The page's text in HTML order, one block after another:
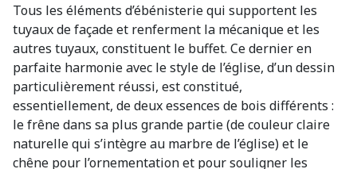
Tous les éléments d’ébénisterie qui supportent les
tuyaux de façade et renferment la mécanique et les
autres tuyaux, constituent le buffet. Ce dernier en
parfaite harmonie avec le style de l’église, d’un dessin
particulièrement réussi, est constitué,
essentiellement, de deux essences de bois différents :
le frêne dans sa plus grande partie (de couleur claire
naturelle qui s’intègre au marbre de l’église) et le
chêne pour l’ornementation et pour souligner les